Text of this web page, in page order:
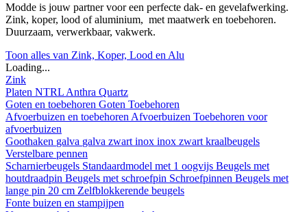
Modde is jouw partner voor een perfecte dak- en gevelafwerking.
Zink, koper, lood of aluminium, met maatwerk en toebehoren.
Duurzaam, verwerkbaar, vakwerk.
Toon alles van Zink, Koper, Lood en Alu
Loading...
Zink
Platen NTRL Anthra Quartz
Goten en toebehoren Goten Toebehoren
Afvoerbuizen en toebehoren Afvoerbuizen Toebehoren voor
afvoerbuizen
Goothaken galva galva zwart inox inox zwart kraalbeugels
Verstelbare pennen
Scharnierbeugels Standaardmodel met 1 oogvijs Beugels met
houtdraadpin Beugels met schroefpin Schroefpinnen Beugels met
lange pin 20 cm Zelfblokkerende beugels
Fonte buizen en stampijpen